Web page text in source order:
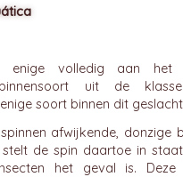
enige volledig aan het
uit de
soort binnen dit
afwijkende, donzige
stelt de spin daartoe in
het geval is. Deze